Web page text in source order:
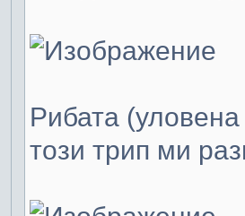
Рибата
този трип ми